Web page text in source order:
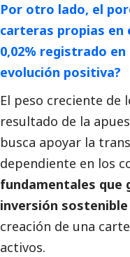
Por otro lado, el
carteras propias en
0,02% registrado en
evolución positiva?
El peso creciente de
resultado de la
busca apoyar la
dependiente en los
fundamentales que
inversión
creación de una
activos.